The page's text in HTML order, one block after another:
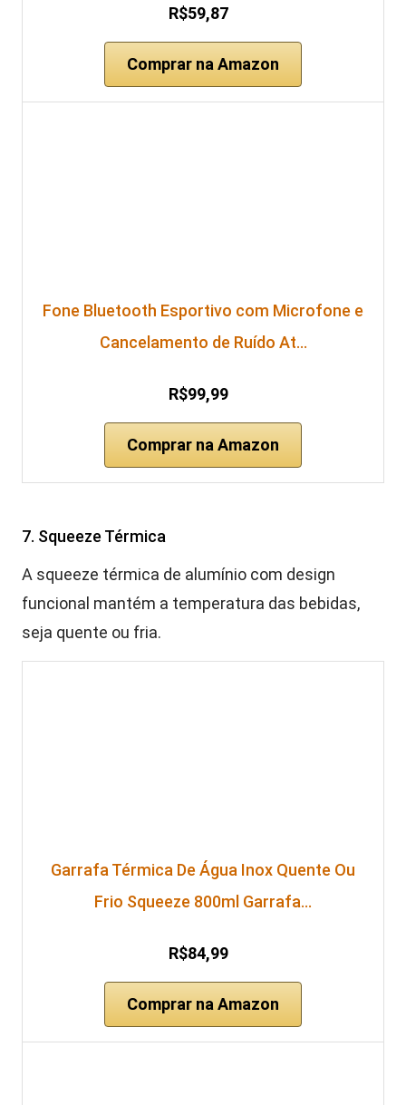
R$59,87
Comprar na Amazon
Fone Bluetooth Esportivo com Microfone e
Cancelamento de Ruído At…
R$99,99
Comprar na Amazon
7. Squeeze Térmica
A squeeze térmica de alumínio com design
funcional mantém a temperatura das bebidas,
seja quente ou fria.
Garrafa Térmica De Água Inox Quente Ou
Frio Squeeze 800ml Garrafa…
R$84,99
Comprar na Amazon